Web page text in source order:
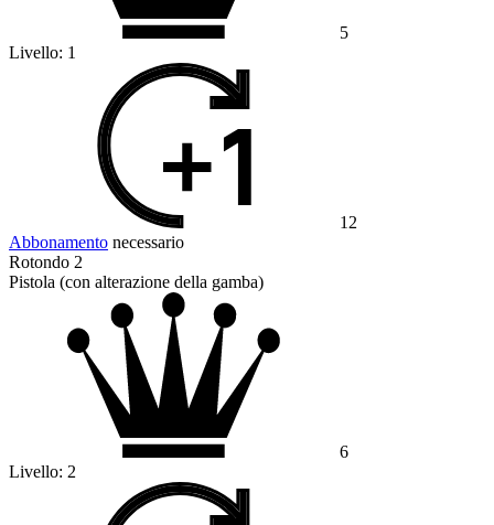
5
Livello: 1
12
Abbonamento necessario
Rotondo 2
Pistola (con alterazione della gamba)
6
Livello: 2